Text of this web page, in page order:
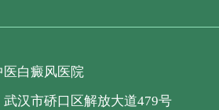
医白癜风医院
武汉市硚口区解放大道479号